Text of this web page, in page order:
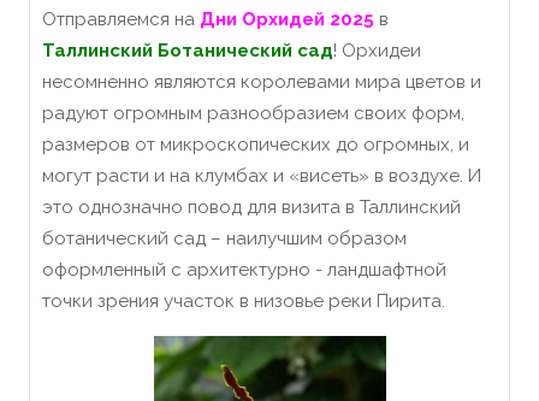
Отправляемся на Дни Орхидей 2025 в
Таллинский Ботанический сад! Орхидеи
несомненно являются королевами мира цветов и
радуют огромным разнообразием своих форм,
размеров от микроскопических до огромных, и
могут расти и на клумбах и «висеть» в воздухе. И
это однозначно повод для визита в Таллинский
ботанический сад – наилучшим образом
оформленный с архитектурно - ландшафтной
точки зрения участок в низовье реки Пирита.